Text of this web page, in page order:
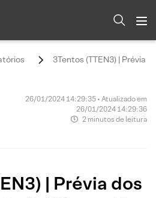
3Tentos (TTEN3) | Prévia
26/01/2024 14:29:35 • Atualizado em
26/01/2024 14:29:36
2 minutos de leitura
| Prévia dos